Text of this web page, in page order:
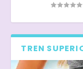
TREN